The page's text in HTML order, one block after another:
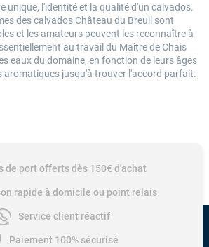
unique, l'identité et la qualité d'un calvados.
des calvados Château du Breuil sont
et les amateurs peuvent les reconnaître à
au travail du Maître de Chais
eaux du domaine, en fonction de leurs âges
aromatiques jusqu'à trouver l'accord parfait.
de port offerts dès 150€ d'achat
rapide à domicile ou point relais
Service client réactif
Paiement 100% sécurisé